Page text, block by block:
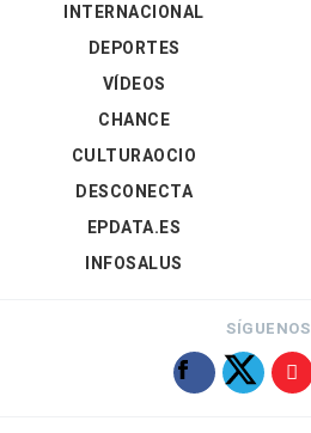
INTERNACIONAL
DEPORTES
VÍDEOS
CHANCE
CULTURAOCIO
DESCONECTA
EPDATA.ES
INFOSALUS
SÍGUENOS